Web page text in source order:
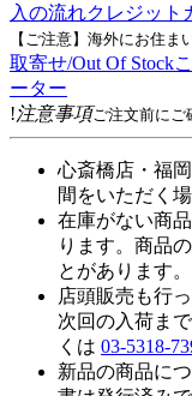
入の流れクレジット
【ご注意】海外にお住ま
取寄せ/Out Of Stock
ーター
!注意事項ご注文前にご
心斎橋店・福
間をいただく
在庫がない商
ります。商品
とがあります。
店頭販売も行
次回の入荷ま
くは 03-5318-
新品の商品に